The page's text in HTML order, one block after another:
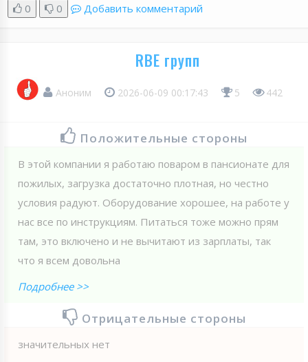
0 0 Добавить комментарий
RBE групп
Аноним 2026-06-09 00:17:43 5 442
Положительные стороны
В этой компании я работаю поваром в пансионате для
пожилых, загрузка достаточно плотная, но честно
условия радуют. Оборудование хорошее, на работе у
нас все по инструкциям. Питаться тоже можно прям
там, это включено и не вычитают из зарплаты, так
что я всем довольна
Подробнее >>
Отрицательные стороны
значительных нет